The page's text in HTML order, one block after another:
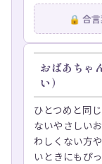
🔒 合
おばあちゃ
い）
ひとつめと同
ないやさしい
わしくない方
いときにもぴ